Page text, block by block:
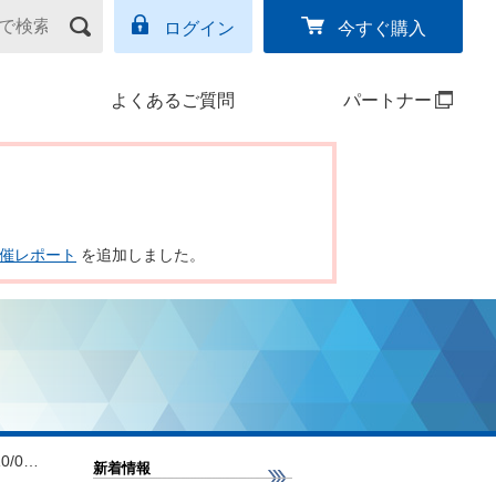
ログイン 今すぐ購入
よくあるご質問 パートナー
レポート を追加しました。
0…
新着情報